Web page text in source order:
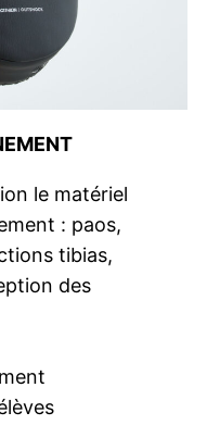
le matériel
: paos,
tibias,
des